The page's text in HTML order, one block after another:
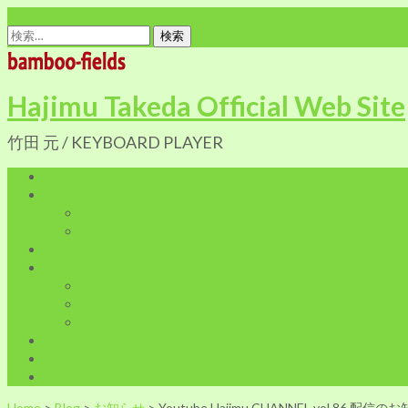
検
索:
Hajimu Takeda Official Web Site
竹田 元 / KEYBOARD PLAYER